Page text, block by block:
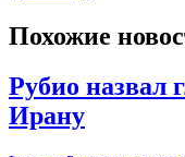
Похожие
Рубио назвал
Ирану